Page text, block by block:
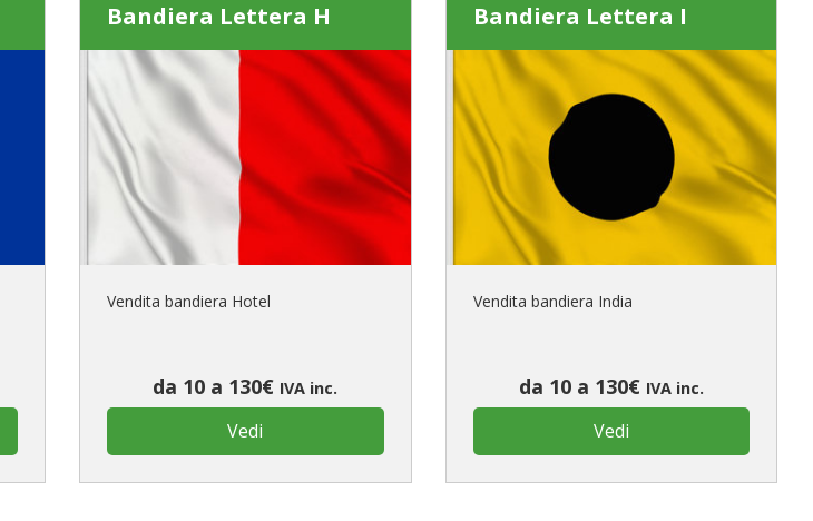
Bandiera Lettera H
Vendita bandiera Hotel
da 10 a 130€ IVA inc.
Vedi
Bandiera Lettera I
Vendita bandiera India
da 10 a 130€ IVA inc.
Vedi